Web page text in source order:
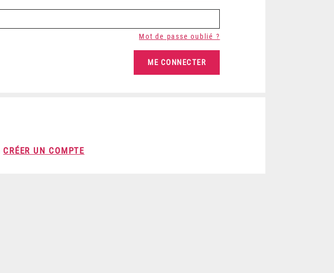
Mot de passe oublié ?
CRÉER UN COMPTE